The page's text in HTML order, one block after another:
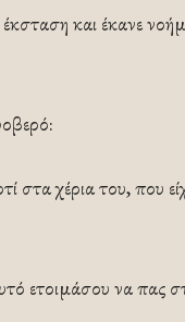
έκσταση και έκανε
χέρια του, που
ετοιμάσου να πας